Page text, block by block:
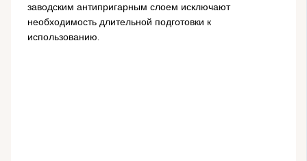
заводским антипригарным слоем исключают
необходимость длительной подготовки к
использованию.